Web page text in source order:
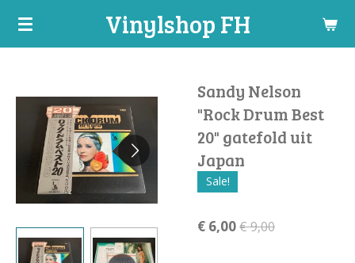
Ga
hoofdinhoud
Vinylshop FH
Sandy Nelson
"Rock Drum Best
20" gatefold uit
Japan
Sale!
€ 6,00€ 9,00